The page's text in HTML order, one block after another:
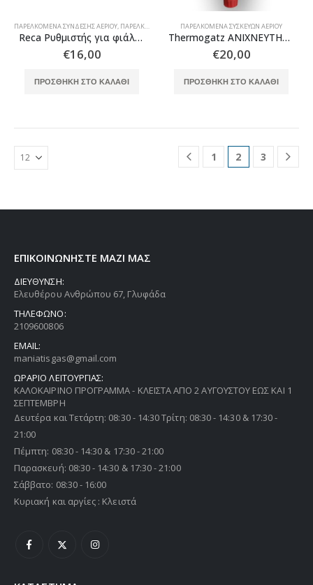
ΠΑΡΕΛΚΌΜΕΝΑ ΣΎΝΔΕΣΗΣ ΑΕΡΊΟΥ, ΠΑΡΕΛΚΌΜΕΝΑ ΣΥΣΚΕΥΏΝ ΑΕΡΊΟΥ ,ΡΥΘΜΙΣΤΈΣ ΠΊΕΣΗΣ
Reca Ρυθμιστής για φιάλη 5kg GO GAS χαμηλής πίεσης 1,5 kg
€16,00
ΠΡΟΣΘΉΚΗ ΣΤΟ ΚΑΛΆΘΙ
ΠΑΡΕΛΚΌΜΕΝΑ ΣΥΣΚΕΥΏΝ ΑΕΡΊΟΥ
Thermogatz ΑΝΙΧΝΕΥΤΗΣ ΑΕΡΙΟΥ GAS LEAK DETECTOR
€20,00
ΠΡΟΣΘΉΚΗ ΣΤΟ ΚΑΛΆΘΙ
1 2 3
ΕΠΙΚΟΙΝΩΝΗΣΤΕ ΜΑΖΙ ΜΑΣ
ΔΙΕΥΘΥΝΣΗ:
Ελευθέρου Ανθρώπου 67, Γλυφάδα
ΤΗΛΕΦΩΝΟ:
2109600806
EMAIL:
maniatisgas@gmail.com
ΩΡΑΡΙΟ ΛΕΙΤΟΥΡΓΙΑΣ:
ΚΑΛΟΚΑΙΡΙΝΟ ΠΡΟΓΡΑΜΜΑ - ΚΛΕΙΣΤΑ ΑΠΟ 2 ΑΥΓΟΥΣΤΟΥ ΕΩΣ ΚΑΙ 1
ΣΕΠΤΕΜΒΡΗ
Δευτέρα και Τετάρτη: 08:30 - 14:30 Τρίτη: 08:30 - 14:30 & 17:30 -
21:00
Πέμπτη: 08:30 - 14:30 & 17:30 - 21:00
Παρασκευή: 08:30 - 14:30 & 17:30 - 21:00
Σάββατο: 08:30 - 16:00
Κυριακή και αργίες : Κλειστά